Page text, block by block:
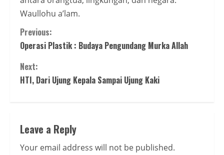
Waullohu a’lam.
Continue
Reading
Previous:
Operasi Plastik : Budaya Pengundang Murka Allah
Next:
HTI, Dari Ujung Kepala Sampai Ujung Kaki
Leave a Reply
Your email address will not be published.